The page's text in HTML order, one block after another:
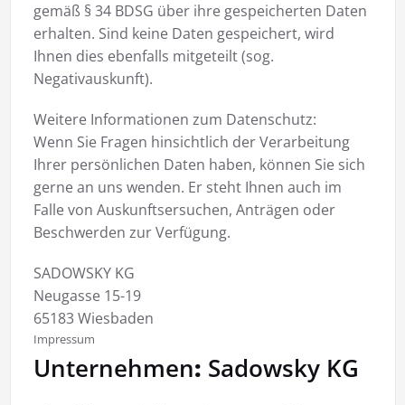
gemäß § 34 BDSG über ihre gespeicherten Daten
erhalten. Sind keine Daten gespeichert, wird
Ihnen dies ebenfalls mitgeteilt (sog.
Negativauskunft).
Weitere Informationen zum Datenschutz:
Wenn Sie Fragen hinsichtlich der Verarbeitung
Ihrer persönlichen Daten haben, können Sie sich
gerne an uns wenden. Er steht Ihnen auch im
Falle von Auskunftsersuchen, Anträgen oder
Beschwerden zur Verfügung.
SADOWSKY KG
Neugasse 15-19
65183 Wiesbaden
Impressum
Unternehmen: Sadowsky KG